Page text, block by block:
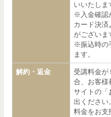
いいたしま
※入金確認
カード決済
がございま
※振込時の
ます。
解約・返金
受講料金が
合、お客様
サイトの「
出ください
料金をお支